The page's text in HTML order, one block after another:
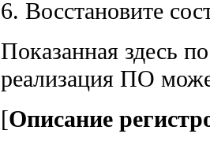
6. Восстановите
Показанная здесь
реализация ПО
[Описание